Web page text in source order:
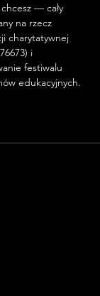
na rzecz
charytatywnej
i
festiwalu
edukacyjnych.